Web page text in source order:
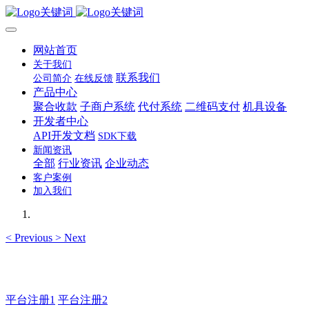
网站首页
关于我们
公司简介 在线反馈 联系我们
产品中心
聚合收款 子商户系统 代付系统 二维码支付 机具设备
开发者中心
API开发文档 SDK下载
新闻资讯
全部 行业资讯 企业动态
客户案例
加入我们
< Previous > Next
平台注册1 平台注册2